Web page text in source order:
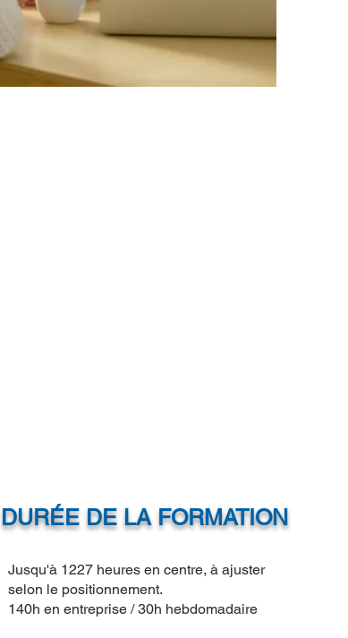
DURÉE DE LA FORMATION
Jusqu'à 1227 heures en centre, à ajuster
selon le positionnement.
140h en entreprise / 30h hebdomadaire